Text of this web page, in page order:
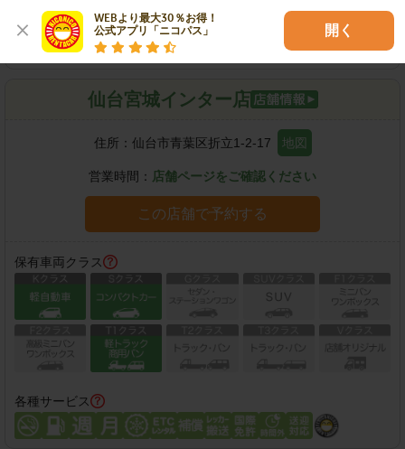
WEBより最大30％お得！
公式アプリ「ニコパス」
開く
各種サービス
仙台宮城インター店
住所： 仙台市青葉区折立1-2-17 地図
営業時間： 店舗ページをご確認ください
この店舗で予約する
保有車両クラス
各種サービス